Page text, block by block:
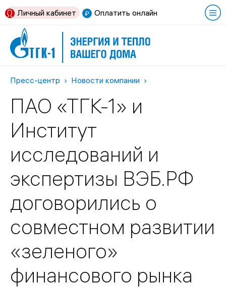
Оплатить онлайн
Личный кабинет
Пресс-центр Новости компании
ПАО «ТГК-1» и
Институт
исследований и
экспертизы ВЭБ.РФ
договорились о
совместном развитии
«зеленого»
финансового рынка